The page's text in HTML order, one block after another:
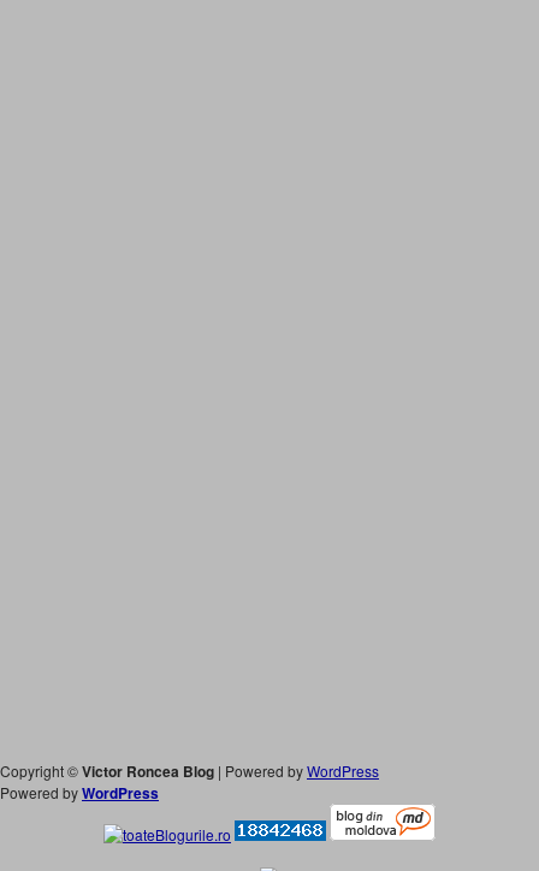
Copyright ©Victor Roncea Blog | Powered byWordPress
Powered byWordPress